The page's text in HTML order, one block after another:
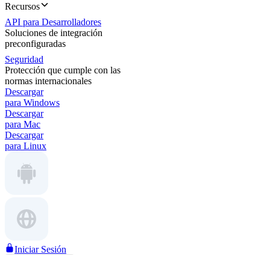
Recursos
API para Desarrolladores
Soluciones de integración
preconfiguradas
Seguridad
Protección que cumple con las
normas internacionales
Descargar
para Windows
Descargar
para Mac
Descargar
para Linux
Iniciar Sesión